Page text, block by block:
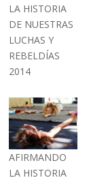
LA HISTORIA
DE NUESTRAS
LUCHAS Y
REBELDÍAS
2014
AFIRMANDO
LA HISTORIA